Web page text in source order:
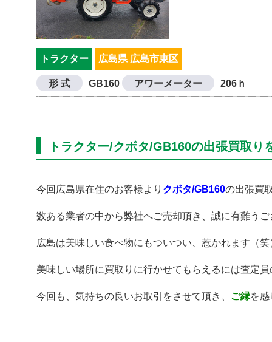
トラクター 広島県 広島市東区
形 式 GB160 アワーメーター 206ｈ
トラクター/クボタ/GB160の出張買取り
今回広島県在住のお客様より クボタ/GB160の出張買
数ある業者の中から弊社へご売却頂き、誠に有難う
広島は美味しい食べ物にもついつい、惹かれます（笑
美味しい場所に買取りに行かせてもらえるには査定
今回も、気持ちの良いお取引をさせて頂き、 ご縁を